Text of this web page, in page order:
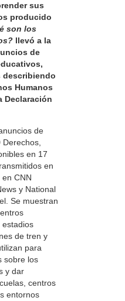
sus
producido
son los
llevó a la
de
describiendo
Humanos
Declaración
de
Derechos,
en 17
en
CNN
y National
Se muestran
estadios
de tren y
para
sobre los
y dar
centros
entornos